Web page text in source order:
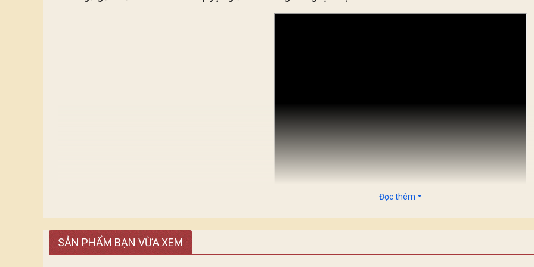
Ánh sáng tựa những dòng chảy tiếp nối nhau. Mỗi dòng ánh sáng lại có những sứ mệnh riêng. Ánh sáng mặt trời
diện cho sự phát triển tân tiến hiện đại.
Đọc thêm
SẢN PHẨM BẠN VỪA XEM